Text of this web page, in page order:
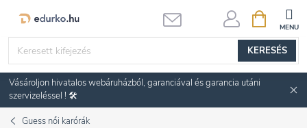
KERESÉS
KOSÁR
Vásároljon hivatalos webáruházból, garanciával és garancia utáni
szervizeléssel ! 🛠️
Guess női karórák